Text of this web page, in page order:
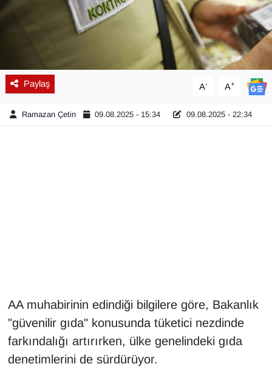
Paylaş A- A+
Ramazan Çetin 09.08.2025 - 15:34 09.08.2025 - 22:34
AA muhabirinin edindiği bilgilere göre, Bakanlık
"güvenilir gıda" konusunda tüketici nezdinde
farkındalığı artırırken, ülke genelindeki gıda
denetimlerini de sürdürüyor.
Eleman
Emlak
HABERDE İNSAN
İngilizce
Kadın